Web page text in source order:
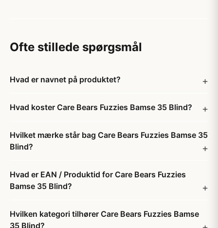
Ofte stillede spørgsmål
Hvad er navnet på produktet?
Hvad koster Care Bears Fuzzies Bamse 35 Blind?
Hvilket mærke står bag Care Bears Fuzzies Bamse 35
Blind?
Hvad er EAN / Produktid for Care Bears Fuzzies
Bamse 35 Blind?
Hvilken kategori tilhører Care Bears Fuzzies Bamse
35 Blind?